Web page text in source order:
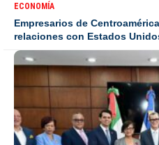
ECONOMÍA
Empresarios de
relaciones con Estados